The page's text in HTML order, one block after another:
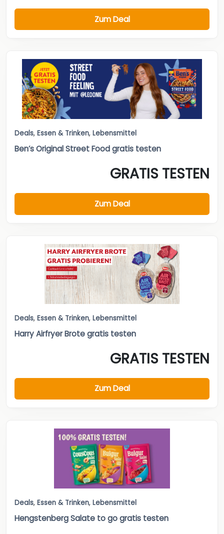
Zum Deal
Deals, Essen & Trinken, Lebensmittel
Ben’s Original Street Food gratis testen
GRATIS TESTEN
Zum Deal
Deals, Essen & Trinken, Lebensmittel
Harry Airfryer Brote gratis testen
GRATIS TESTEN
Zum Deal
Deals, Essen & Trinken, Lebensmittel
Hengstenberg Salate to go gratis testen